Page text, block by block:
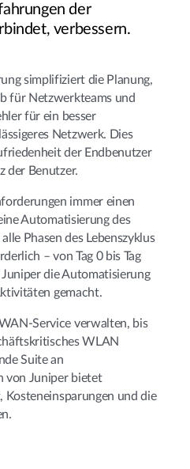
der
verbessern.
simplifiziert die Planung,
für Netzwerkteams und
für ein besser
Netzwerk. Dies
der Endbenutzer
der Benutzer.
immer einen
Automatisierung des
Phasen des Lebenszyklus
– von Tag 0 bis Tag
die Automatisierung
gemacht.
Service verwalten, bis
WLAN
Suite an
von Juniper bietet
Kosteneinsparungen und die